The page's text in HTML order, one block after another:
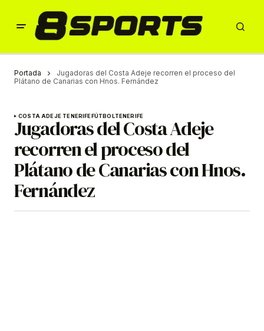
Portada
Jugadoras del Costa Adeje recorren el proceso del
Plátano de Canarias con Hnos. Fernández
COSTA ADEJE TENERIFEFÚTBOLTENERIFE
Jugadoras del Costa Adeje
recorren el proceso del
Plátano de Canarias con Hnos.
Fernández